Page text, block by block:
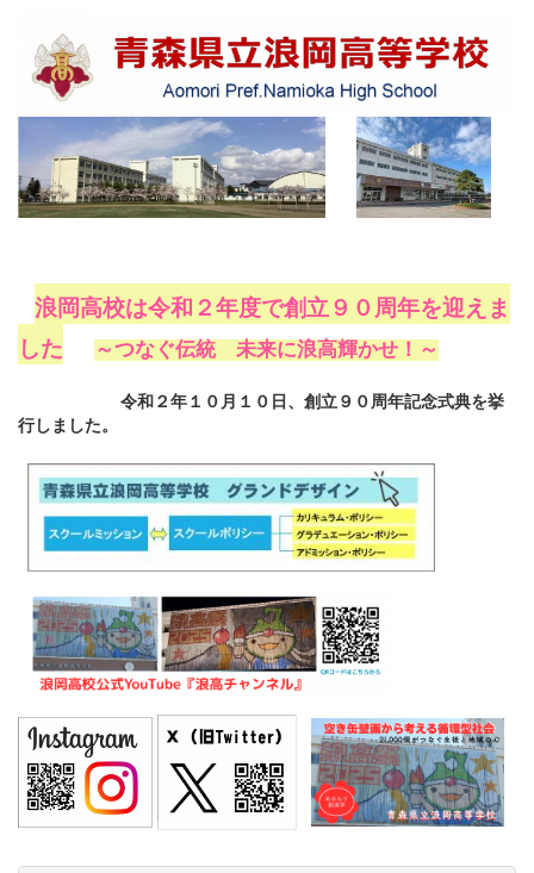
浪岡高校は令和２年度で創立９０周年を迎えま
した
～つなぐ伝統 未来に浪高輝かせ！～
令和２年１０月１０日、創立９０周年記念式典を挙
行しました。